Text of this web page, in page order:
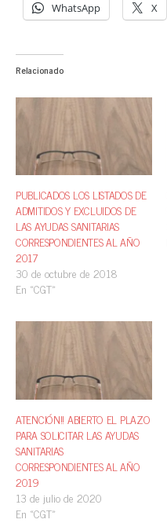
WhatsApp X
Relacionado
PUBLICADOS LOS LISTADOS DE
ADMITIDOS Y EXCLUIDOS DE
LAS AYUDAS SANITARIAS
CORRESPONDIENTES AL AÑO
2017
30 de octubre de 2018
En «CGT»
ATENCIÓN!! ABIERTO EL PLAZO
PARA SOLICITAR LAS AYUDAS
SANITARIAS
CORRESPONDIENTES AL AÑO
2019
13 de julio de 2020
En «CGT»